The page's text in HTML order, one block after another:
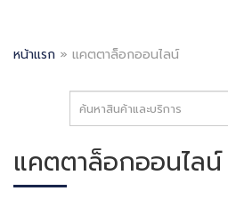
หน้าแรก » แคตตาล็อกออนไลน์
แคตตาล็อกออนไลน์